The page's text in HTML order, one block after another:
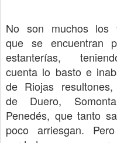
No son muchos los
que se encuentran
estanterías,
cuenta lo basto e
de Riojas
de Duero,
Penedés, que tanto
poco arriesgan.